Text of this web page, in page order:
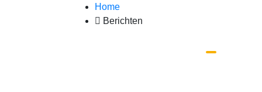
Home
Berichten